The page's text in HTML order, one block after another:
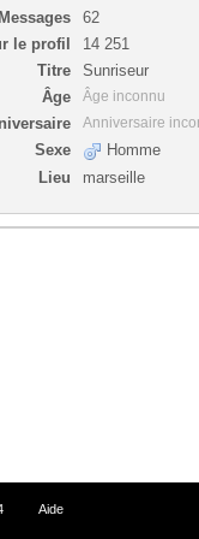
Messages
62
le profil
14 251
Titre
Sunriseur
Âge
Âge inconnu
Anniversaire
Sexe
Homme
Lieu
marseille
Aide